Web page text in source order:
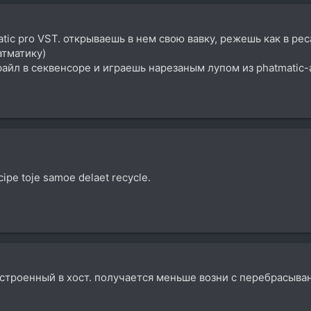
pro VST. открываешь в нем свою вавку, режешь как в
в секвенсоре и играешь нарезаным лупом из phatmatic-
toje samoe delaet recycle.
в хост. получается меньше возни с